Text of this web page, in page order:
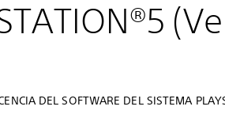
DEL SOFTWARE DEL SISTEMA